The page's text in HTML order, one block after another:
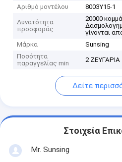
Αριθμό μοντέλου
8003Y15-1
Δυνατότητα
προσφοράς
20000
γίνονται
Μάρκα
Sunsing
Ποσότητα
παραγγελίας min
2 ΖΕΥΓΑΡΙΑ
Δείτε
Στοιχεία
Mr. Sunsing